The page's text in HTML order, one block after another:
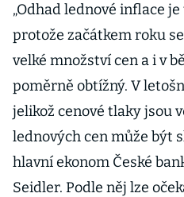
„Odhad lednové inflace
protože začátkem roku
velké množství cen a i v
poměrně obtížný. V
jelikož cenové tlaky jsou
lednových cen může být
hlavní ekonom České
Seidler. Podle něj lze